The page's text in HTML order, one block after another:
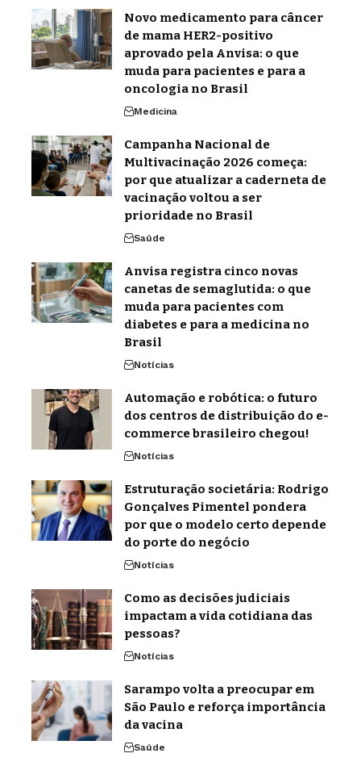
Novo medicamento para câncer
de mama HER2-positivo
aprovado pela Anvisa: o que
muda para pacientes e para a
oncologia no Brasil
Medicina
Campanha Nacional de
Multivacinação 2026 começa:
por que atualizar a caderneta de
vacinação voltou a ser
prioridade no Brasil
Saúde
Anvisa registra cinco novas
canetas de semaglutida: o que
muda para pacientes com
diabetes e para a medicina no
Brasil
Notícias
Automação e robótica: o futuro
dos centros de distribuição do e-
commerce brasileiro chegou!
Notícias
Estruturação societária: Rodrigo
Gonçalves Pimentel pondera
por que o modelo certo depende
do porte do negócio
Notícias
Como as decisões judiciais
impactam a vida cotidiana das
pessoas?
Notícias
Sarampo volta a preocupar em
São Paulo e reforça importância
da vacina
Saúde